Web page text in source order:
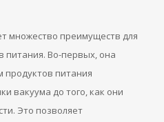
множество преимуществ для
питания. Во-первых, она
продуктов питания
вакуума до того, как они
Это позволяет